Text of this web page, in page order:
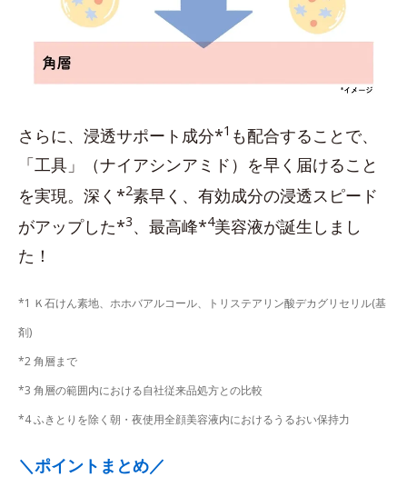
さらに、浸透サポート成分*1 も配合することで、
「工具」（ナイアシンアミド）を早く届けること
を実現。深く*2素早く、有効成分の浸透スピード
がアップした*3、最高峰*4美容液が誕生しまし
た！
*1 Ｋ石けん素地、ホホバアルコール、トリステアリン酸デカグリセリル(基
剤)
*2 角層まで
*3 角層の範囲内における自社従来品処方との比較
*4 ふきとりを除く朝・夜使用全顔美容液内におけるうるおい保持力
＼ポイントまとめ／